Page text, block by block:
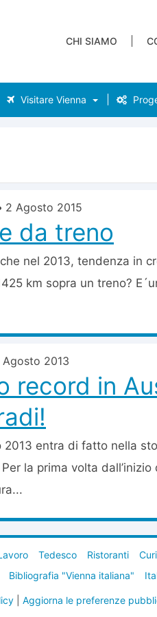
CHI SIAMO
Visitare Vienna
2 Agosto 2015
da treno
nel 2013, tendenza in
km sopra un treno?
Agosto 2013
record in
2013 entra di fatto nella
la prima volta
Tedesco Ristoranti
Bibliografia "Vienna italiana"
| Aggiorna le preferenze